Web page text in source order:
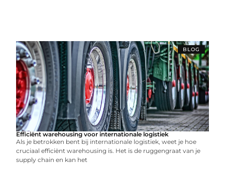
BLOG
Efficiënt warehousing voor internationale logistiek
Als je betrokken bent bij internationale logistiek, weet je hoe
cruciaal efficiënt warehousing is. Het is de ruggengraat van je
supply chain en kan het